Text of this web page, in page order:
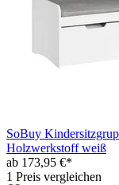
SoBuy
Holzwerkstoff weiß
ab 173,95 €*
1 Preis vergleichen